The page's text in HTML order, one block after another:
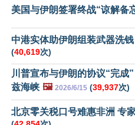
美国与伊朗签署终战“谅解备
中港实体助伊朗组装武器洗
(40,619次)
川普宣布与伊朗的协议“完成
兹海峡 🖼️ 2026/6/15 (39,937次)
北京零关税口号难惠非洲 专